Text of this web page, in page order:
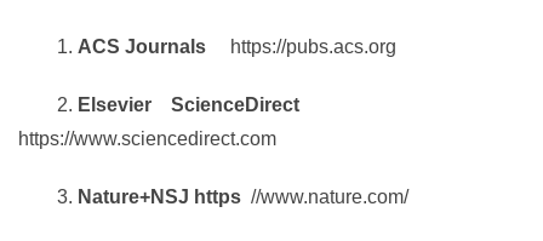
1. ACS Journals https://pubs.acs.org
2. Elsevier ScienceDirect
https://www.sciencedirect.com
3. Nature+NSJ https //www.nature.com/